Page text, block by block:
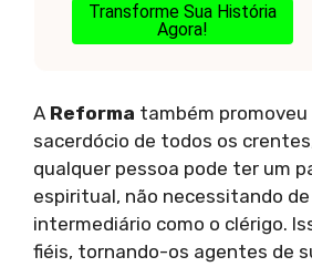
Transforme Sua História
Agora!
A Reforma também promoveu
sacerdócio de todos os
qualquer pessoa pode ter um
espiritual, não necessitando de
intermediário como o clérigo.
fiéis, tornando-os agentes de